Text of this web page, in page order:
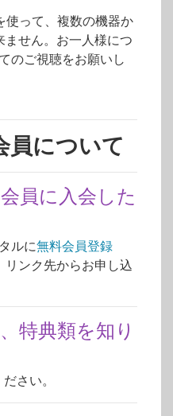
って、複数の機器か
ません。お一人様につ
のご視聴をお願いし
員について
員に入会した
ルに無料会員登録
リンク先からお申し込
特典類を知り
さい。